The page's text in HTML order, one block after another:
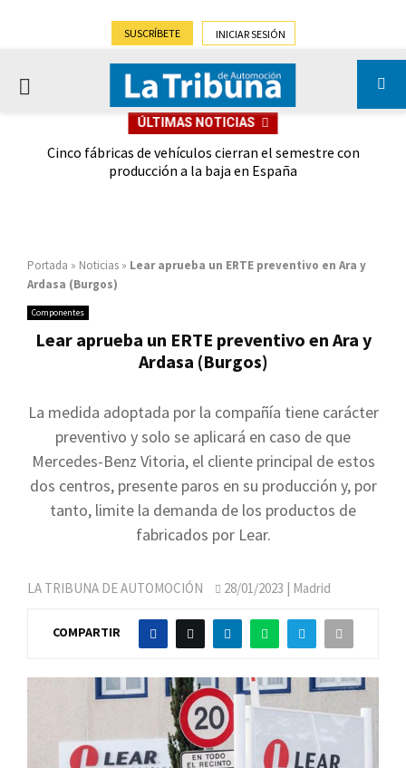
SUSCRÍBETE INICIAR SESIÓN
PRIMARY
ÚLTIMAS NOTICIAS
Cinco fábricas de vehículos cierran el semestre con
producción a la baja en España
Portada » Noticias » Lear aprueba un ERTE preventivo en Ara y
Ardasa (Burgos)
Componentes
Lear aprueba un ERTE preventivo en Ara y
Ardasa (Burgos)
La medida adoptada por la compañía tiene carácter
preventivo y solo se aplicará en caso de que
Mercedes-Benz Vitoria, el cliente principal de estos
dos centros, presente paros en su producción y, por
tanto, limite la demanda de los productos de
fabricados por Lear.
LA TRIBUNA DE AUTOMOCIÓN 28/01/2023 | Madrid
COMPARTIR